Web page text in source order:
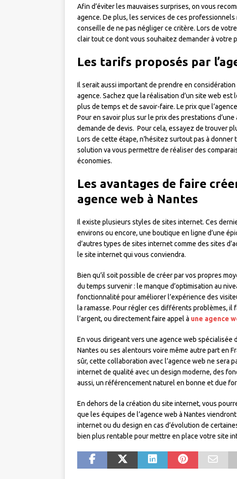
Afin d’éviter les mauvaises surprises, on vous
agence. De plus, les services de ces
conseille de ne pas négliger ce critère. Lors de
clair tout ce dont vous souhaitez demander à votre
Les tarifs proposés par
Il serait aussi important de prendre en
agence. Sachez que la réalisation d’un site web est
plus de temps et de savoir-faire. Le prix que
Pour en savoir plus sur le prix des prestations
demande de devis. Pour cela, essayez de trouver
Lors de cette étape, n’hésitez surtout pas à
solution va vous permettre de réaliser des
économies.
Les avantages de faire
agence web à Nantes
Il existe plusieurs styles de sites internet. Ces
environs ou encore, une boutique en ligne d’une
d’autres types de sites internet comme des sites
le site internet qui vous conviendra.
Bien qu’il soit possible de créer par vos propres
du temps survenir : le manque d’optimisation au
fonctionnalité pour améliorer l’expérience des
la ramasse. Pour régler ces différents problèmes, il
l’argent, ou directement faire appel à une agence
En vous dirigeant vers une agence web
Nantes ou ses alentours voire même autre part en
sûr, cette collaboration avec l’agence web ne sera
internet de qualité avec un design moderne, des
aussi, un référencement naturel en bonne et due
En dehors de la création du site internet, vous
que les équipes de l’agence web à Nantes
internet ou du design en cas d’évolution de
bien plus rentable pour mettre en place votre site